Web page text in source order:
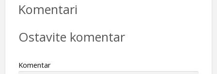
Komentari
Ostavite komentar
Komentar